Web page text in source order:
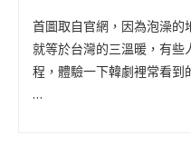
首圖取自官網，因為泡澡的
就等於台灣的三溫暖，有些
程，體驗一下韓劇裡常看
…